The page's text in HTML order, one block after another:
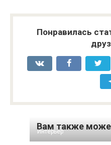
Понравилась
Вам также
Интерьер